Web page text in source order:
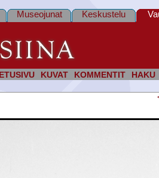
ETUSIVU KUVAT KOMMENTIT HAKU
Museojunat Keskustelu